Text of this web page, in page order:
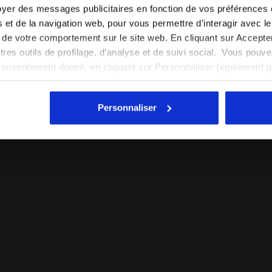
des messages publicitaires en fonction de vos
et de la navigation web, pour vous permettre d’interagir avec
votre comportement sur le site web. En cliquant sur
outils de profilage, d’analyse et de suivi social. Vous
donné, en cliquant sur Personnaliser (également
vous pouvez continuer à naviguer sur le site avec les
Personnaliser
FR/MA EN/US
Voir tous les pays